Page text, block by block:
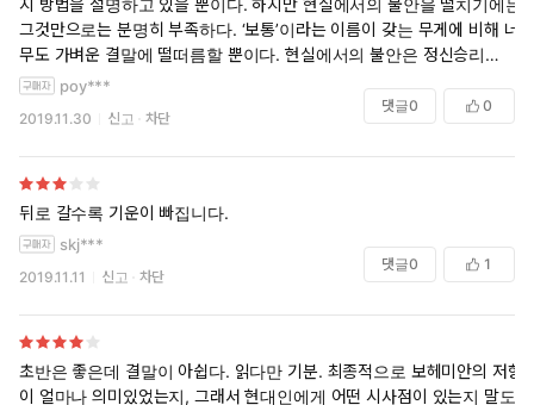
예술적 매체들이 드러나지 않은 삶의 가치를 이해하고 평가하는데 도움
을 주며, 우리의 공감능력을 확대시킨다. 비극은 사람들이 타산지석 삼아
본인의 위치를 되돌아보게 하는 방식으로, 희극은 잘난 사람들을 풍자하
며 자신의 지위에 대한 불안을 이해하고 조절하게 하는데 도움을 준다.
3. 정치의 측면에서
현재의 지위불안을 이데올로기의 정립과 사회개혁의 방식으로 해결할 수
있게 한다.
자신이 하찮은 존재라는 생각 때문에 느끼는 불안을 기독교적인 죽음의
경고(memento mori)로 승화시켜 세속적인 삶에서 영적인 삶으로 해결
고보니 불안해진다..다른사람들이 이 글을 볼텐데...인정해줄까?
그것만으로는 분명히 부족하다. ‘보통’이라는 이름이 갖는 무게에 비해 너
무도 가벼운 결말에 떨떠름할 뿐이다. 현실에서의 불안은 정신승리로 해
결할 수 있는 것이 아니다. 관점을 달리하는 것과 더불어 현실을 충분히
객관적으로 바라볼 필요도 있어보인다. 관념적인 접근에 더하여 실제적
인 방안도 다루었으면 하는 아쉬움이 진하게 남는다.
poy***
2019.11.30 신고 차단
댓글0 0
뒤로 갈수록 기운이 빠집니다.
skj***
2019.11.11 신고 차단
댓글0 1
초반은 좋은데 결말이 아쉽다. 읽다만 기분. 최종적으로 보헤미안의 저항
이 얼마나 의미있었는지, 그래서 현대인에게 어떤 시사점이 있는지 말도